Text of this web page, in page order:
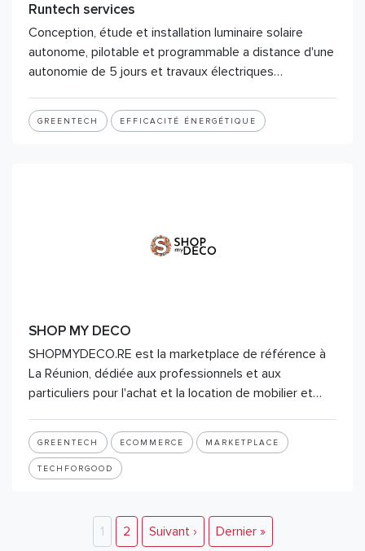
Runtech services
Conception, étude et installation luminaire solaire
autonome, pilotable et programmable a distance d'une
autonomie de 5 jours et travaux électriques…
GREENTECH EFFICACITÉ ÉNERGÉTIQUE
SHOP MY DECO
SHOPMYDECO.RE est la marketplace de référence à
La Réunion, dédiée aux professionnels et aux
particuliers pour l'achat et la location de mobilier et…
GREENTECH ECOMMERCE MARKETPLACE
TECHFORGOOD
1 2 Suivant › Dernier »